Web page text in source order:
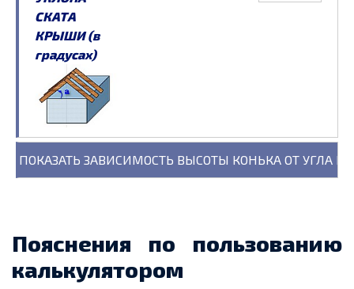
СКАТА
КРЫШИ (в
градусах)
Пояснения по пользованию
калькулятором